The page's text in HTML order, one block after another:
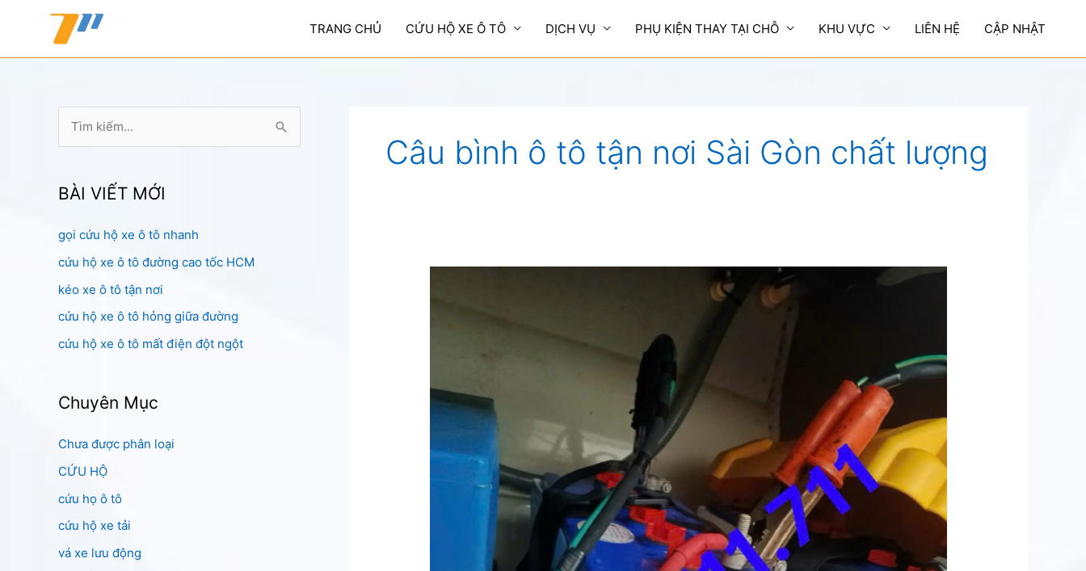
TRANG CHỦ CỨU HỘ XE Ô TÔ DỊCH VỤ PHỤ KIỆN THAY TẠI CHỖ KHU VỰC LIÊN HỆ CẬP NHẬT
k
ế
m
:
BÀI VIẾT MỚI
gọi cứu hộ xe ô tô nhanh
cứu hộ xe ô tô đường cao tốc HCM
kéo xe ô tô tận nơi
cứu hộ xe ô tô hỏng giữa đường
cứu hộ xe ô tô mất điện đột ngột
Chuyên Mục
Chưa được phân loại
CỨU HỘ
cứu họ ô tô
cứu hộ xe tải
vá xe lưu động
Câu bình ô tô tận nơi Sài Gòn chất lượng